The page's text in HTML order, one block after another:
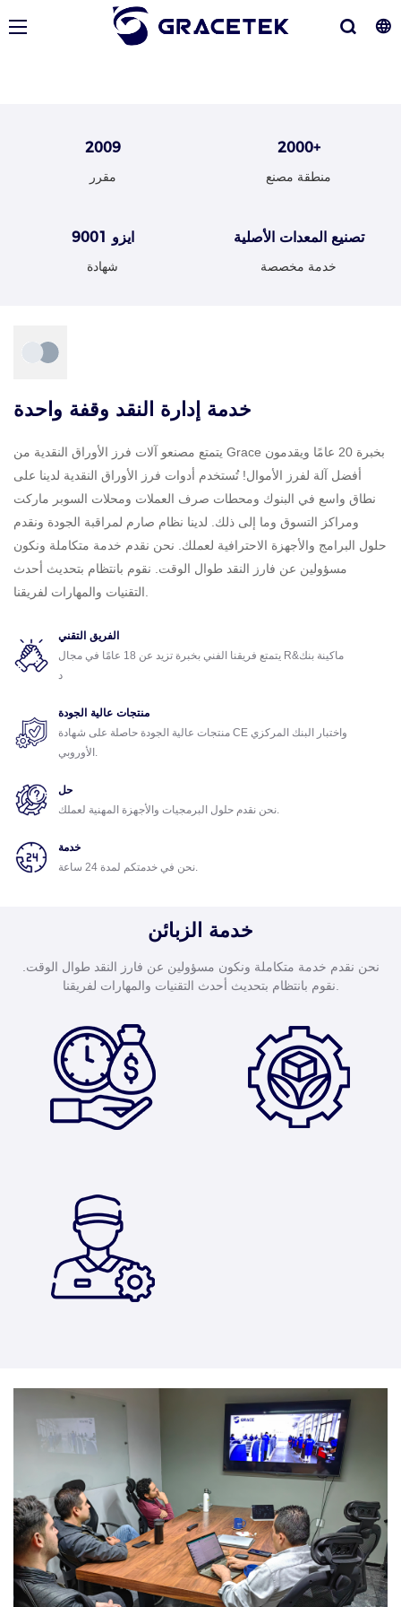
2009
مقرر
2000+
منطقة مصنع
ايزو 9001
شهادة
تصنيع المعدات الأصلية
خدمة مخصصة
خدمة إدارة النقد وقفة واحدة
يتمتع مصنعو آلات فرز الأوراق النقدية من Grace بخبرة 20 عامًا ويقدمون
أفضل آلة لفرز الأموال! تُستخدم أدوات فرز الأوراق النقدية لدينا على
نطاق واسع في البنوك ومحطات صرف العملات ومحلات السوبر ماركت
ومراكز التسوق وما إلى ذلك. لدينا نظام صارم لمراقبة الجودة ونقدم
حلول البرامج والأجهزة الاحترافية لعملك. نحن نقدم خدمة متكاملة ونكون
مسؤولين عن فارز النقد طوال الوقت. نقوم بانتظام بتحديث أحدث
الفريق التقني
يتمتع فريقنا الفني بخبرة تزيد عن 18 عامًا في مجال R&ماكينة بنك
د
منتجات عالية الجودة
منتجات عالية الجودة حاصلة على شهادة CE واختبار البنك المركزي
الأوروبي.
حل
نحن نقدم حلول البرمجيات والأجهزة المهنية لعملك.
خدمة
نحن في خدمتكم لمدة 24 ساعة.
خدمة الزبائن
نحن نقدم خدمة متكاملة ونكون مسؤولين عن فارز النقد طوال الوقت.